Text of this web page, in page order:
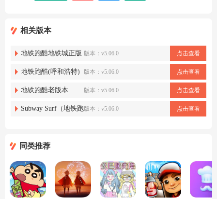
相关版本
地铁跑酷地铁城正版 版本：v5.06.0 点击查看
地铁跑酷(呼和浩特) 版本：v5.06.0 点击查看
地铁跑酷老版本 版本：v5.06.0 点击查看
Subway Surf（地铁跑版本：v5.06.0 点击查看
同类推荐